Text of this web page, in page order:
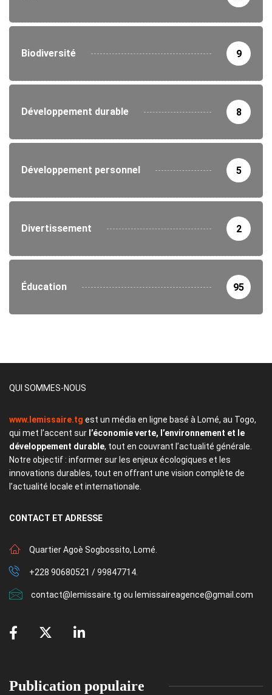
Biodiversité 9
Développement durable 8
Développement personnel 5
Divertissement 2
Éducation 95
QUI SOMMES-NOUS
www.lemissaire.tg est un média en ligne basé à Lomé, au Togo,
qui met l’accent sur l’économie verte, l’environnement et le
développement durable, tout en couvrant l’actualité générale.
Notre objectif : informer sur les enjeux écologiques et les
innovations durables, tout en offrant une vision complète de
l’actualité locale et internationale.
CONTACT ET ADRESSE
Quartier Agoè Sogbossito, Lomé.
+228 90680521 / 99847714.
contact@lemissaire.tg ou lemissaireagence@gmail.com
Publication populaire